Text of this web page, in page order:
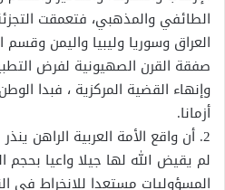
الطائفي والمذهبي، فتعمقت
العراق وسوريا وليبيا واليمن
صفقة القرن الصهيونية لفرض
وإنهاء القضية المركزية ، فبدا
أزمانا.
2. أن واقع الأمة العربية الراهن
لم يقيض الله لها جيلا واعيا بحجم
المسؤوليات مستعدا للانخراط في